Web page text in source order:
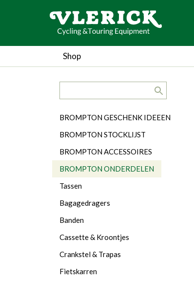
Shop
Categorieën
BROMPTON GESCHENK IDEEEN
BROMPTON STOCKLIJST
BROMPTON ACCESSOIRES
BROMPTON ONDERDELEN
Tassen
Bagagedragers
Banden
Cassette & Kroontjes
Crankstel & Trapas
Fietskarren